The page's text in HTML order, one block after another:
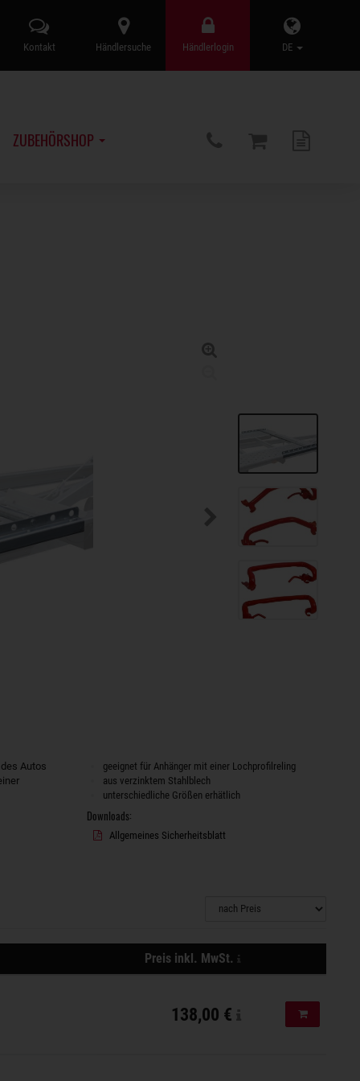
DE
Händlerlogin
Händlersuche
Kontakt
ZUBEHÖRSHOP
Autos
geeignet für Anhänger mit einer Lochprofilreling
aus verzinktem Stahlblech
unterschiedliche Größen erhätlich
Downloads:
Allgemeines Sicherheitsblatt
Preis inkl. MwSt.
Versandkosten,
Aktionen
138,00 €